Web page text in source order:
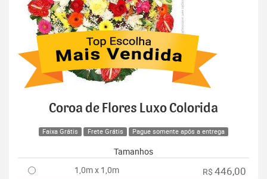
Coroa de Flores Luxo Colorida
Faixa Grátis Frete Grátis Pague somente após a entrega
Tamanhos
1,0m x 1,0m
R$ 446,00